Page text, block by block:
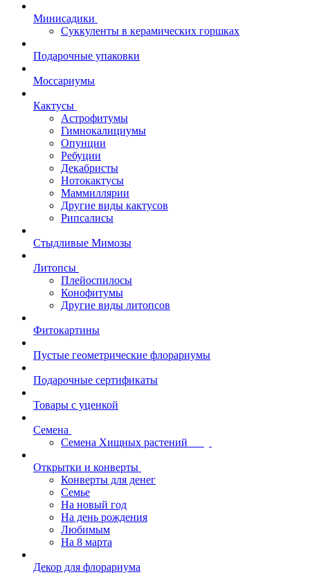
Минисадики
Суккуленты в керамических горшках
Подарочные упаковки
Моссариумы
Кактусы
Астрофитумы
Гимнокалициумы
Опунции
Ребуции
Декабристы
Нотокактусы
Маммиллярии
Другие виды кактусов
Рипсалисы
Стыдливые Мимозы
Литопсы
Плейоспилосы
Конофитумы
Другие виды литопсов
Фитокартины
Пустые геометрические флорариумы
Подарочные сертификаты
Товары с уценкой
Семена
Семена Хищных растений
Открытки и конверты
Конверты для денег
Семье
На новый год
На день рождения
Любимым
На 8 марта
Декор для флорариума